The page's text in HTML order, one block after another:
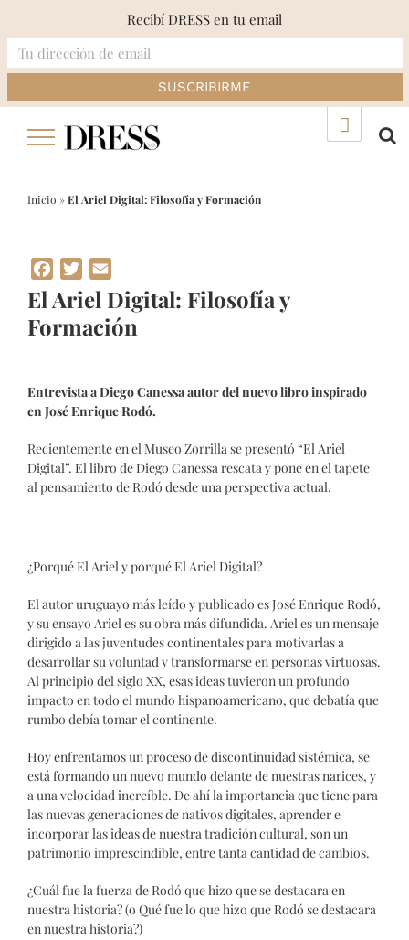
Inicio »El Ariel Digital: Filosofía y Formación
Facebook
Twitter
El Ariel Digital: Filosofía y
Formación
Entrevista a Diego Canessa autor del nuevo libro inspirado
en José Enrique Rodó.
Recientemente en el Museo Zorrilla se presentó “El Ariel
Digital”. El libro de Diego Canessa rescata y pone en el tapete
al pensamiento de Rodó desde una perspectiva actual.
¿Porqué El Ariel y porqué El Ariel Digital?
El autor uruguayo más leído y publicado es José Enrique Rodó,
y su ensayo Ariel es su obra más difundida. Ariel es un mensaje
dirigido a las juventudes continentales para motivarlas a
desarrollar su voluntad y transformarse en personas virtuosas.
Al principio del siglo XX, esas ideas tuvieron un profundo
impacto en todo el mundo hispanoamericano, que debatía que
rumbo debía tomar el continente.
Hoy enfrentamos un proceso de discontinuidad sistémica, se
está formando un nuevo mundo delante de nuestras narices, y
a una velocidad increíble. De ahí la importancia que tiene para
las nuevas generaciones de nativos digitales, aprender e
incorporar las ideas de nuestra tradición cultural, son un
patrimonio imprescindible, entre tanta cantidad de cambios.
¿Cuál fue la fuerza de Rodó que hizo que se destacara en
nuestra historia? (o Qué fue lo que hizo que Rodó se destacara
en nuestra historia?)
Recibí DRESS en tu email